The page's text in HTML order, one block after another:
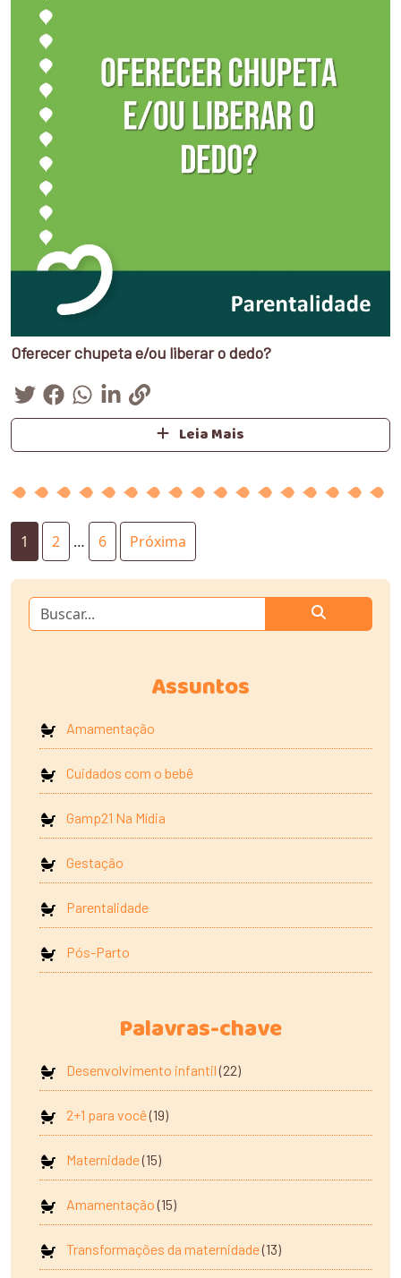
Oferecer chupeta e/ou liberar o dedo?
Leia Mais
Paginação
de
posts
1 2 … 6 Próxima
Assuntos
Amamentação
Cuidados com o bebê
Gamp21 Na Mídia
Gestação
Parentalidade
Pós-Parto
Palavras-chave
Desenvolvimento infantil(22)
2+1 para você(19)
Maternidade(15)
Amamentação(15)
Transformações da maternidade(13)